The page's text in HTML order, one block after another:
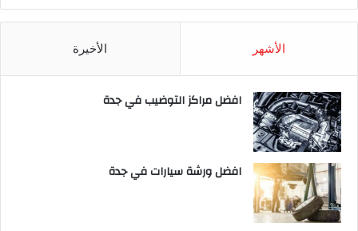
الأشهر الأخيرة
افضل مراكز التوضيب في جدة
افضل ورشة سيارات في جدة